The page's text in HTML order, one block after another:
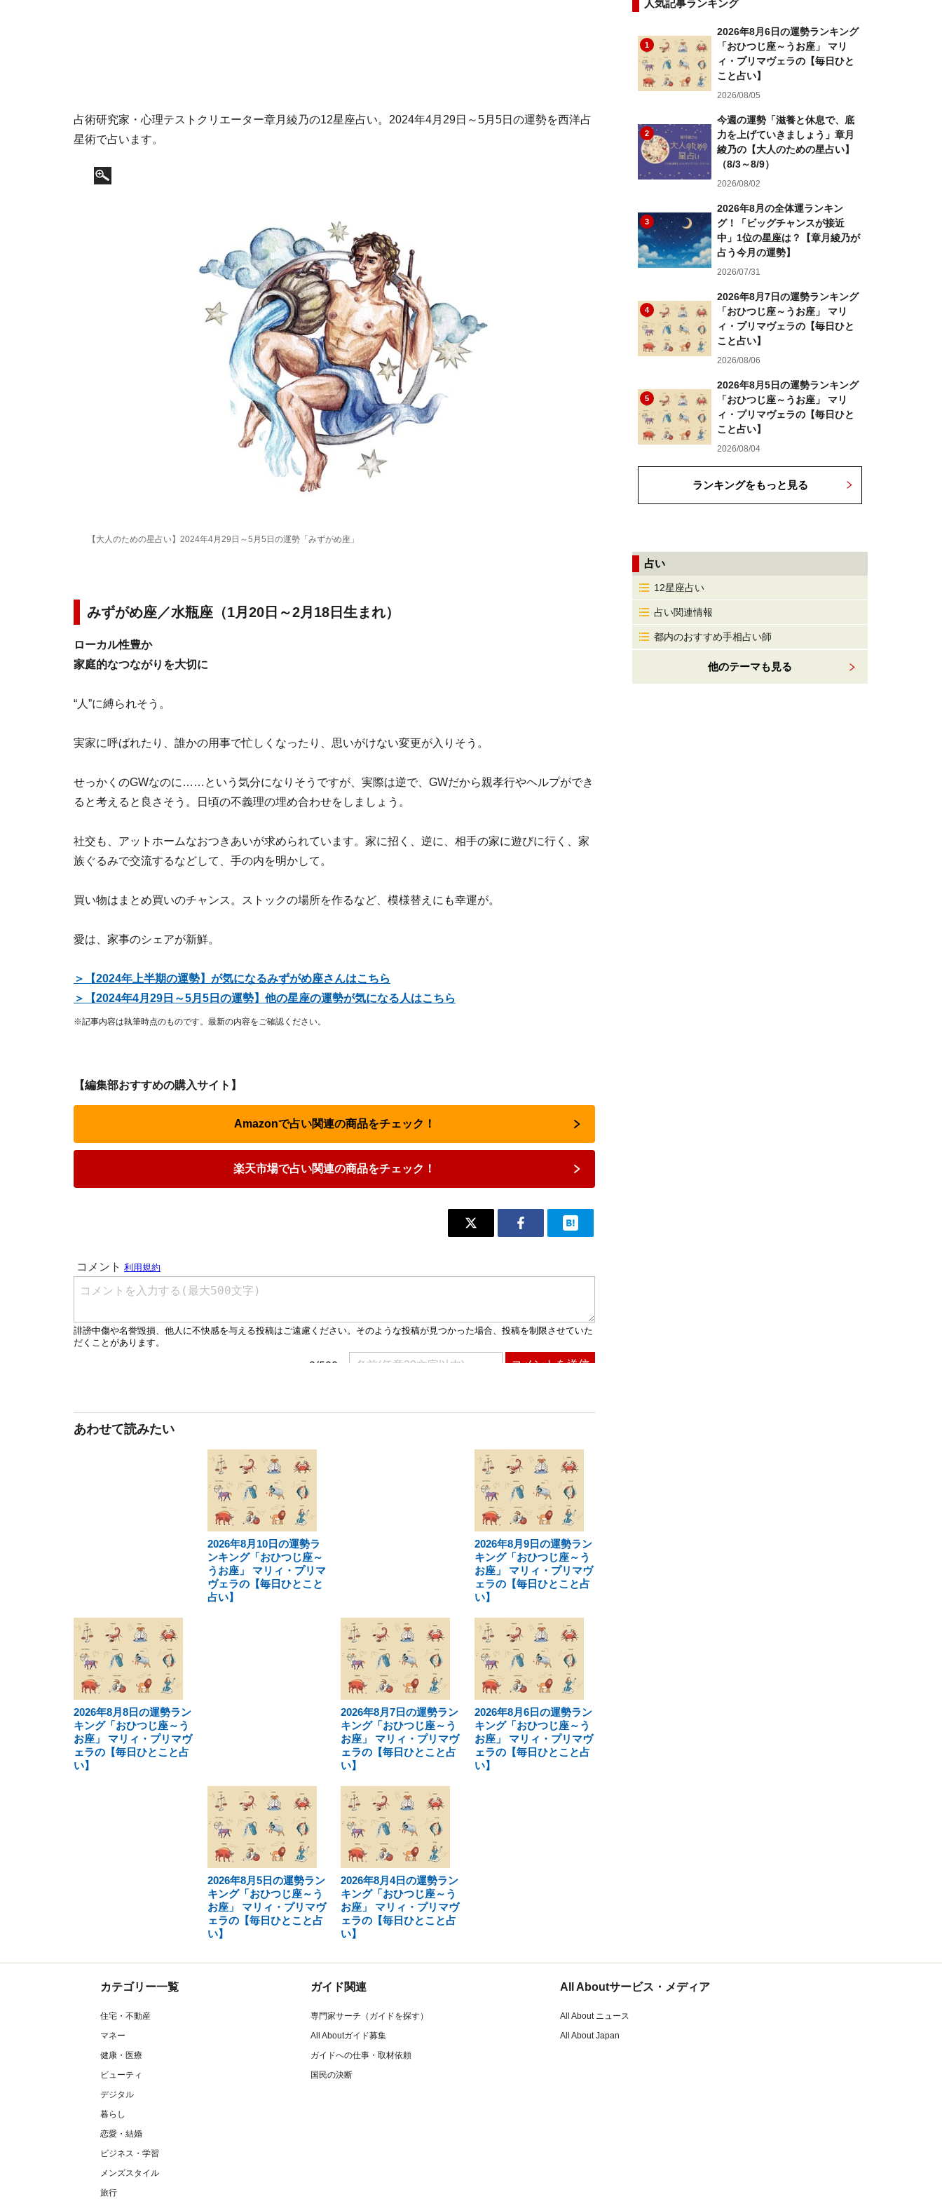
占術研究家・心理テストクリエーター章月綾乃の12星座占い。2024年4月29日～5月5日の運勢を西洋占
星術で占います。
【大人のための星占い】2024年4月29日～5月5日の運勢「みずがめ座」
みずがめ座／水瓶座（1月20日～2月18日生まれ）
ローカル性豊か
家庭的なつながりを大切に
“人”に縛られそう。
実家に呼ばれたり、誰かの用事で忙しくなったり、思いがけない変更が入りそう。
せっかくのGWなのに……という気分になりそうですが、実際は逆で、GWだから親孝行やヘルプができ
ると考えると良さそう。日頃の不義理の埋め合わせをしましょう。
社交も、アットホームなおつきあいが求められています。家に招く、逆に、相手の家に遊びに行く、家
族ぐるみで交流するなどして、手の内を明かして。
買い物はまとめ買いのチャンス。ストックの場所を作るなど、模様替えにも幸運が。
愛は、家事のシェアが新鮮。
＞【2024年上半期の運勢】が気になるみずがめ座さんはこちら
＞【2024年4月29日～5月5日の運勢】他の星座の運勢が気になる人はこちら
※記事内容は執筆時点のものです。最新の内容をご確認ください。
【編集部おすすめの購入サイト】
Amazonで占い関連の商品をチェック！
楽天市場で占い関連の商品をチェック！
あわせて読みたい
2026年8月10日の運勢ラ
ンキング「おひつじ座～
うお座」 マリィ・プリマ
ヴェラの【毎日ひとこと
占い】
2026年8月9日の運勢ラン
キング「おひつじ座～う
お座」 マリィ・プリマヴ
ェラの【毎日ひとこと占
い】
2026年8月8日の運勢ラン
キング「おひつじ座～う
お座」 マリィ・プリマヴ
ェラの【毎日ひとこと占
い】
2026年8月7日の運勢ラン
キング「おひつじ座～う
お座」 マリィ・プリマヴ
ェラの【毎日ひとこと占
い】
2026年8月6日の運勢ラン
キング「おひつじ座～う
お座」 マリィ・プリマヴ
ェラの【毎日ひとこと占
い】
2026年8月5日の運勢ラン
キング「おひつじ座～う
お座」 マリィ・プリマヴ
ェラの【毎日ひとこと占
い】
2026年8月4日の運勢ラン
キング「おひつじ座～う
お座」 マリィ・プリマヴ
ェラの【毎日ひとこと占
い】
人気記事ランキング
1
2026年8月6日の運勢ランキング
「おひつじ座～うお座」 マリ
ィ・プリマヴェラの【毎日ひと
こと占い】
2026/08/05
2
今週の運勢「滋養と休息で、底
力を上げていきましょう」章月
綾乃の【大人のための星占い】
（8/3～8/9）
2026/08/02
3
2026年8月の全体運ランキン
グ！「ビッグチャンスが接近
中」1位の星座は？【章月綾乃が
占う今月の運勢】
2026/07/31
4
2026年8月7日の運勢ランキング
「おひつじ座～うお座」 マリ
ィ・プリマヴェラの【毎日ひと
こと占い】
2026/08/06
5
2026年8月5日の運勢ランキング
「おひつじ座～うお座」 マリ
ィ・プリマヴェラの【毎日ひと
こと占い】
2026/08/04
ランキングをもっと見る
占い
12星座占い
占い関連情報
都内のおすすめ手相占い師
他のテーマも見る
カテゴリー一覧
住宅・不動産
マネー
健康・医療
ビューティ
デジタル
暮らし
恋愛・結婚
ビジネス・学習
メンズスタイル
旅行
ガイド関連
専門家サーチ（ガイドを探す）
All Aboutガイド募集
ガイドへの仕事・取材依頼
国民の決断
All Aboutサービス・メディア
All About ニュース
All About Japan